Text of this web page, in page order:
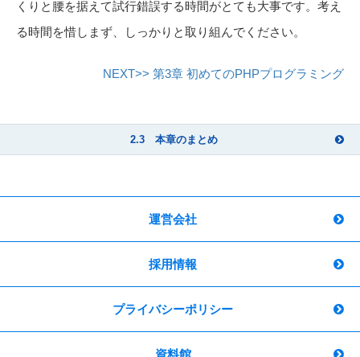
2.3 本章のまとめ
くりと腰を据えて試行錯誤する時間がとても大事です。考え
る時間を惜しまず、しっかりと取り組んでください。
NEXT>> 第3章 初めてのPHPプログラミング
運営会社
採用情報
プライバシーポリシー
資料館